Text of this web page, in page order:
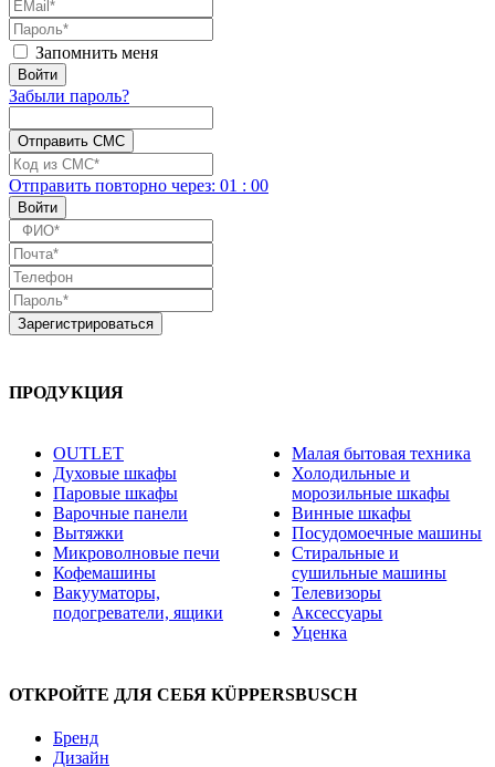
Запомнить меня
Забыли пароль?
Отправить повторно через: 01 : 00
ПРОДУКЦИЯ
OUTLET
Духовые шкафы
Паровые шкафы
Варочные панели
Вытяжки
Микроволновые печи
Кофемашины
Вакууматоры,
подогреватели, ящики
Малая бытовая техника
Холодильные и
морозильные шкафы
Винные шкафы
Посудомоечные машины
Стиральные и
сушильные машины
Телевизоры
Аксессуары
Уценка
ОТКРОЙТЕ ДЛЯ СЕБЯ KÜPPERSBUSCH
Бренд
Дизайн